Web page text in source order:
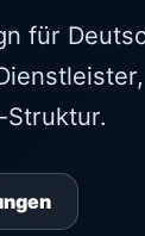
für